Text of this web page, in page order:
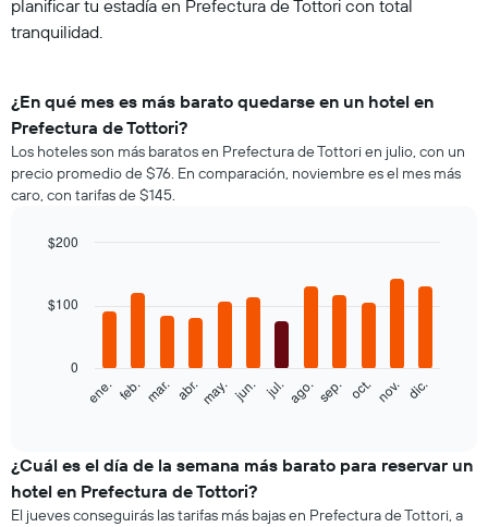
planificar tu estadía en Prefectura de Tottori con total
tranquilidad.
¿En qué mes es más barato quedarse en un hotel en
Prefectura de Tottori?
Los hoteles son más baratos en Prefectura de Tottori en julio, con un
precio promedio de $76. En comparación, noviembre es el mes más
caro, con tarifas de $145.
with
siguiente
el
promedio
de
ene. feb. mar. abr.may. jun. jul. ago. sep. oct. nov. dic.
0
$100
$200
¿Cuál es el día de la semana más barato para reservar un
hotel en Prefectura de Tottori?
El jueves conseguirás las tarifas más bajas en Prefectura de Tottori, a